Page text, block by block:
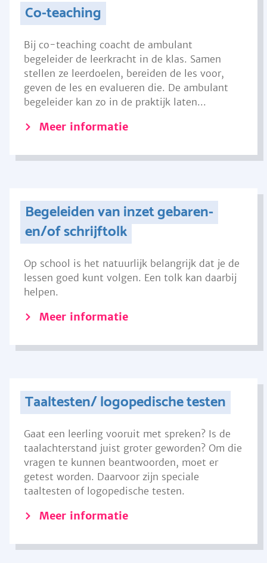
Co-teaching
Bij co-teaching coacht de ambulant
begeleider de leerkracht in de klas. Samen
stellen ze leerdoelen, bereiden de les voor,
geven de les en evalueren die. De ambulant
begeleider kan zo in de praktijk laten...
Meer informatie
Begeleiden van inzet gebaren-
en/of schrijftolk
Op school is het natuurlijk belangrijk dat je de
lessen goed kunt volgen. Een tolk kan daarbij
helpen.
Meer informatie
Taaltesten/ logopedische testen
Gaat een leerling vooruit met spreken? Is de
taalachterstand juist groter geworden? Om die
vragen te kunnen beantwoorden, moet er
getest worden. Daarvoor zijn speciale
taaltesten of logopedische testen.
Meer informatie